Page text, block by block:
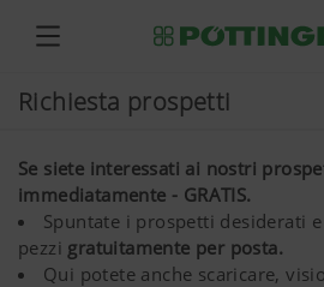
Richiesta prospetti
Se siete interessati ai nostri
immediatamente - GRATIS.
Spuntate i prospetti desiderati
pezzi gratuitamente per posta.
Qui potete anche scaricare,